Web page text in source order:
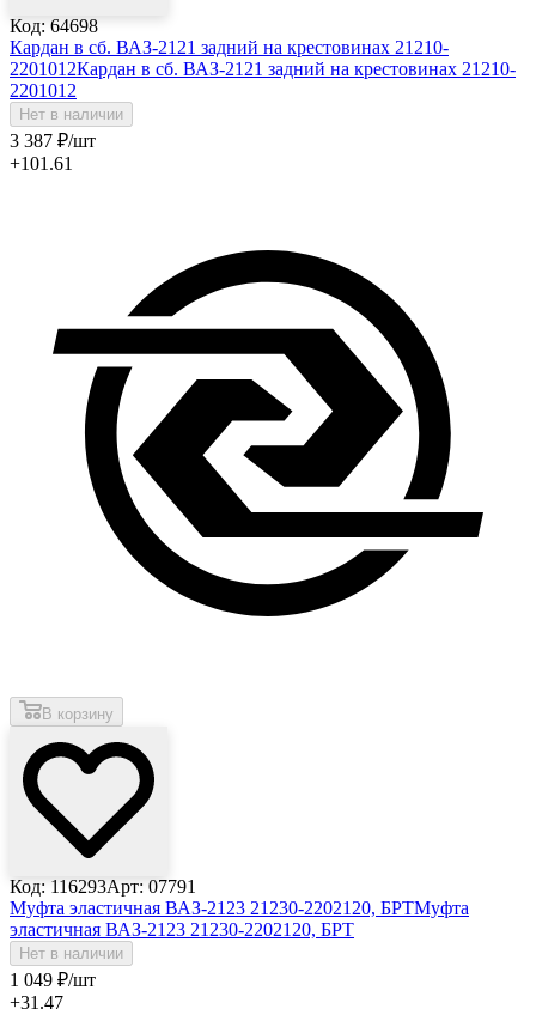
Код: 64698
Кардан в сб. ВАЗ-2121 задний на крестовинах 21210-
2201012Кардан в сб. ВАЗ-2121 задний на крестовинах 21210-
2201012
Нет в наличии
3 387 ₽/шт
+101.61
В корзину
Код: 116293Арт: 07791
Муфта эластичная ВАЗ-2123 21230-2202120, БРТМуфта
эластичная ВАЗ-2123 21230-2202120, БРТ
Нет в наличии
1 049 ₽/шт
+31.47